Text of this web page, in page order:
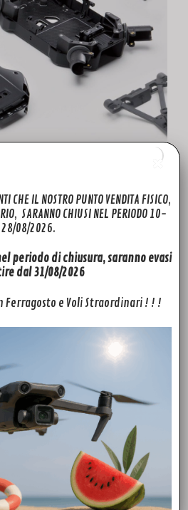
tecnica drone per i marchi
a disposizione una vasta
Roll Motor – Motore roll
da SUBITO con spedizione
trovare ricambi e accessori per i
pro, Mavic mini, Dji Mini 2,
Mavic AIR, Mavic AIR 2, Spark,
Dji Mini SE, Dji Avata. Quello che
a chiedercelo, troveremo il modo
Mini 4 gimbal Roll Motor –
potrai trovare un
dei ricambi Dji Mini 4
CHE IL NOSTRO PUNTO VENDITA FISICO,
SARANNO CHIUSI NEL PERIODO 10-
28/08/2026.
periodo di chiusura, saranno evasi
dal 31/08/2026
Ferragosto e Voli Straordinari ! ! !